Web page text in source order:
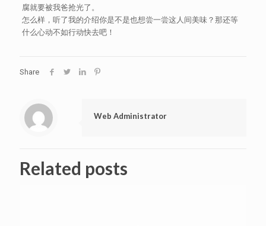
腐就要被我爸抢光了。
怎么样，听了我的介绍你是不是也想尝一尝这人间美味？那还等
什么心动不如行动快去吧！
Share
Web Administrator
Related posts